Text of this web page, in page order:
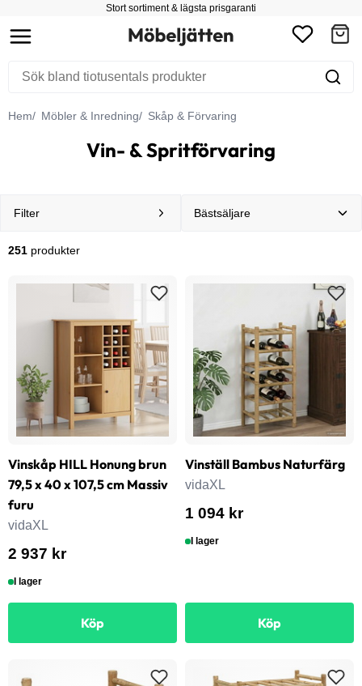
Stort sortiment & lägsta prisgaranti
Hem Möbler & Inredning Skåp & Förvaring
Vin- & Spritförvaring
Filter
251 produkter
Vinskåp HILL Honung brun
79,5 x 40 x 107,5 cm Massiv
furu
vidaXL
2 937 kr
I lager
Köp
Vinställ Bambus Naturfärg
vidaXL
1 094 kr
I lager
Köp